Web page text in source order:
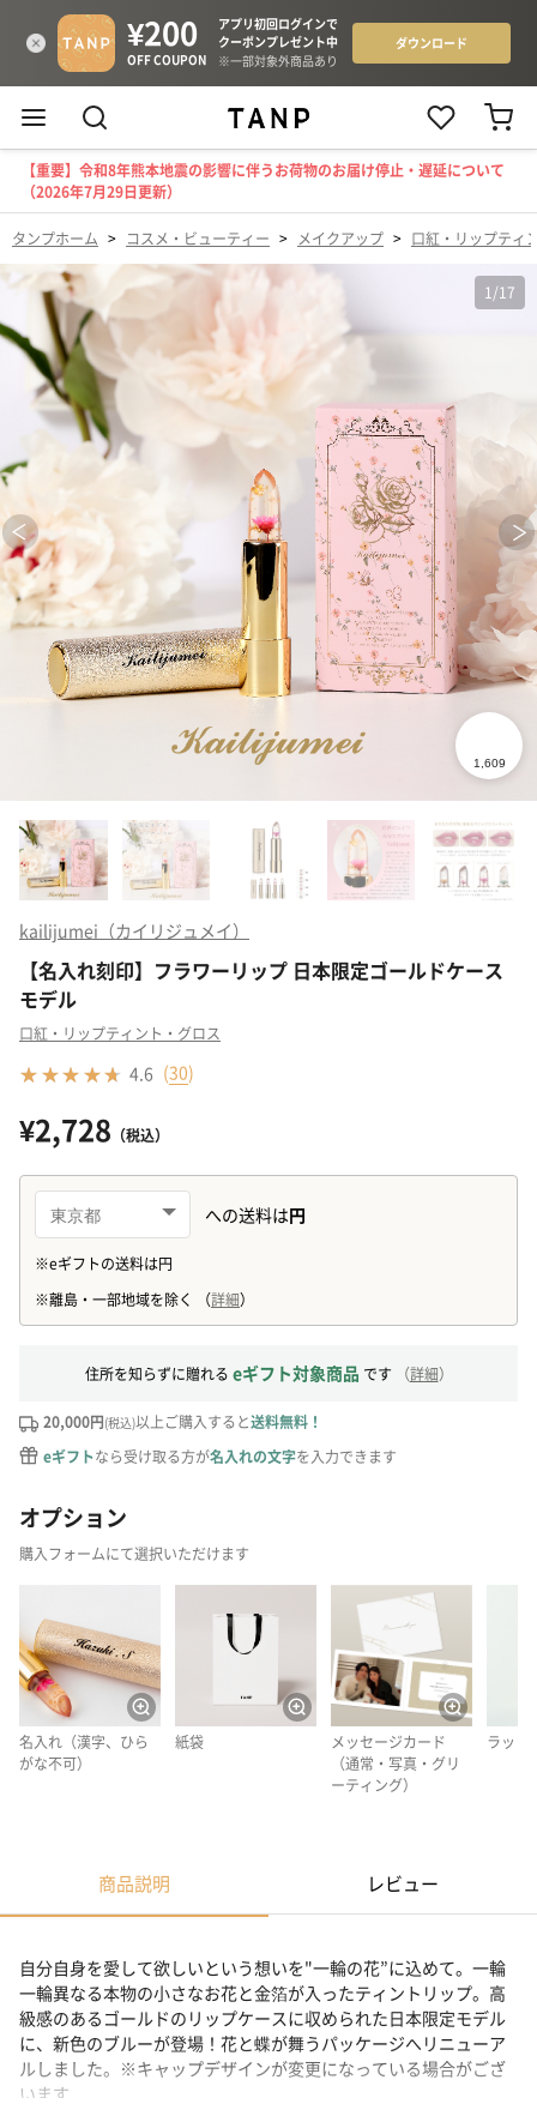
【重要】令和8年熊本地震の影響に伴うお荷物のお届け停止・遅延について
（2026年7月29日更新）
タンプホーム > コスメ・ビューティー > メイクアップ > 口紅・リップティ
1 /17
kailijumei（カイリジュメイ）
【名入れ刻印】フラワーリップ 日本限定ゴールドケース
モデル
口紅・リップティント・グロス
4.6 (30)
¥2,728 （税込）
住所を知らずに贈れる eギフト対象商品 です （詳細）
20,000円(税込)以上ご購入すると送料無料！
eギフトなら受け取る方が名入れの文字を入力できます
オプション
購入フォームにて選択いただけます
名入れ（漢字、ひら
がな不可）
紙袋
メッセージカード
（通常・写真・グリ
ーティング）
ラッピ
商品説明 レビュー
自分自身を愛して欲しいという想いを"一輪の花”に込めて。一輪
一輪異なる本物の小さなお花と金箔が入ったティントリップ。高
級感のあるゴールドのリップケースに収められた日本限定モデル
に、新色のブルーが登場！花と蝶が舞うパッケージへリニューア
ルしました。※キャップデザインが変更になっている場合がござ
います